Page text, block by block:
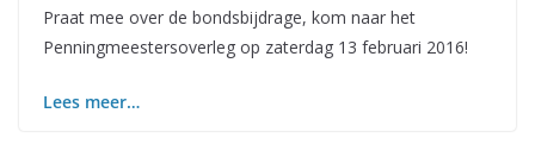
Praat mee over de bondsbijdrage, kom naar het
Penningmeestersoverleg op zaterdag 13 februari 2016!
Lees meer…